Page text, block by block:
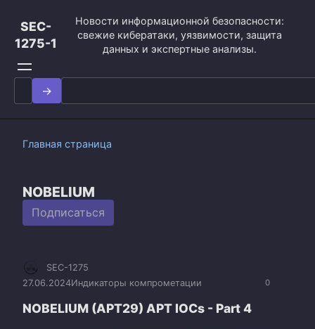
контенту
SEC-
1275-1
Новости информационной безопасности:
свежие кибератаки, уязвимости, защита
данных и экспертные анализы.
Search
for:
Главная страница
NOBELIUM
Подписаться
0
SEC-1275
27.06.2024Индикаторы компрометации
NOBELIUM (APT29) APT IOCs - Part 4